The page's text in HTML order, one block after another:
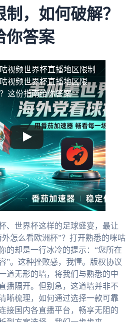
，如何破解？
你答案
视频世界杯直播地区限制
视频世界杯直播地区限
这份指南给你答案
、世界杯这样的足球盛宴，最让
怎么看欧洲杯”？打开熟悉的咪咕
的却是一行冰冷的提示：“您所在
”。这种挫败感，我懂。版权协议
道无形的墙，将我们与熟悉的中
播隔开。但别急，这道墙并非不
晰梳理，如何通过选择一款可靠
接国内各直播平台，畅享无阻的